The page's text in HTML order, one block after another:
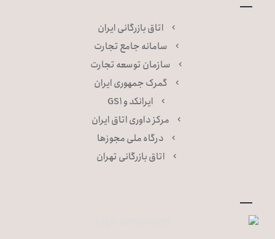
اتاق بازرگانی ایران
سامانه جامع تجارت
سازمان توسعه تجارت
گمرک جمهوری ایران
ایرانکد و GS۱
مرکز داوری اتاق ایران
درگاه ملی مجوزها
اتاق بازرگانی تهران